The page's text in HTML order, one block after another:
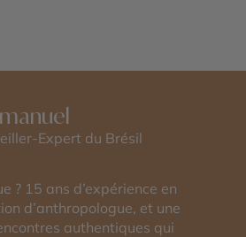
Expert du Brésil
? 15 ans d’expérience en
d’anthropologue, et une
authentiques qui